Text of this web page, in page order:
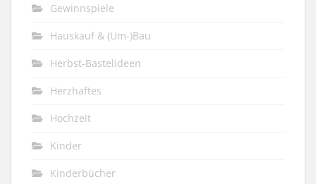
Gewinnspiele
Hauskauf & (Um-)Bau
Herbst-Bastelideen
Herzhaftes
Hochzeit
Kinder
Kinderbücher